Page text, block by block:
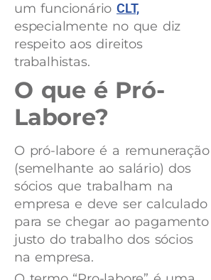
um funcionárioCLT,
especialmente no que diz
respeito aos direitos
trabalhistas.
O que é Pró-
Labore?
O pró-labore é a remuneração
(semelhante ao salário) dos
sócios que trabalham na
empresa e deve ser calculado
para se chegar ao pagamento
justo do trabalho dos sócios
na empresa.